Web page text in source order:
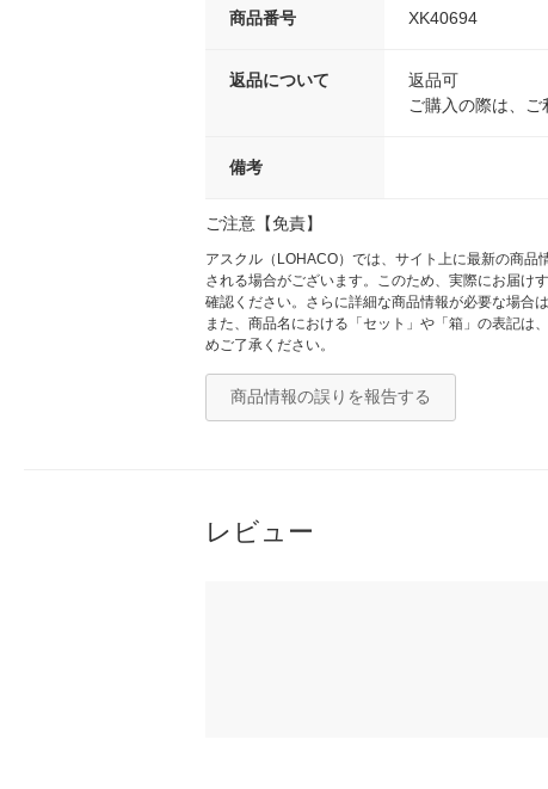
商品番号 XK40694
返品について
返品可
ご購入の際は、ご
備考
ご注意【免責】
アスクル（LOHACO）では、サイト上に最新の商
される場合がございます。このため、実際にお届け
確認ください。さらに詳細な商品情報が必要な場合
また、商品名における「セット」や「箱」の表記は
めご了承ください。
商品情報の誤りを報告する
レビュー